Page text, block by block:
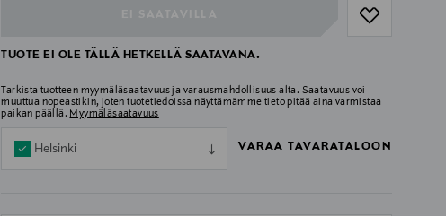
TUOTE EI OLE TÄLLÄ HETKELLÄ SAATAVANA.
Tarkista tuotteen myymäläsaatavuus ja varausmahdollisuus alta. Saatavuus voi
muuttua nopeastikin, joten tuotetiedoissa näyttämämme tieto pitää aina varmistaa
paikan päällä. Myymäläsaatavuus
Helsinki VARAA TAVARATALOON